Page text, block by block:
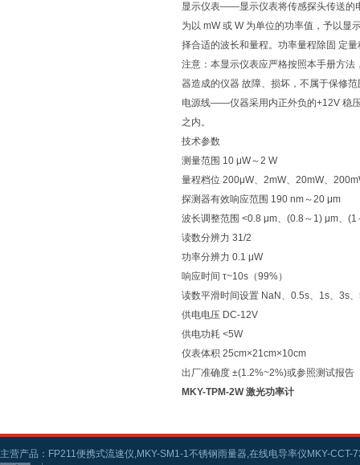
显示仪表——显示仪表将传感探头传送的
为以 mW 或 W 为单位的功率值，予以显
择合适的波长和量程。功率量程除固 定
注意：本显示仪表应严格按照本手册方
器造成的仪器 故障、损坏，不属于保修范
电源线——仪器采用内正外负的+12V 稳
之内。
技术参数
测量范围 10 μW～2 W
量程档位 200μW、2mW、20mW、
探测器有效响应范围 190 nm～20 μm
波长调整范围 <0.8 μm、(0.8～1) μm、
读数分辨力 31/2
功率分辨力 0.1 μW
响应时间 τ~10s（99%）
读数平滑时间设置 NaN、0.5s、1s、3s
供电电压 DC-12V
供电功耗 <5W
仪表体积 25cm×21cm×10cm
出厂准确度 ±(1.2%~2%)或参照测试报告
MKY-TPM-2W 激光功率计
主营产品：FP211便携式流速仪,MKY-SM1-1不锈钢雨量器,在线电导率仪MKY-CCT-